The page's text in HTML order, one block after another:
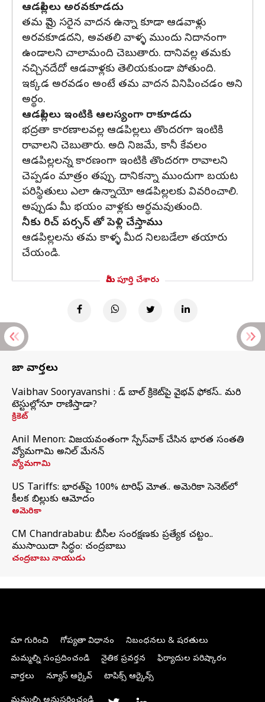
ఆడపిల్లలు అరవకూడదు
తమ వైపు సరైన వాదన ఉన్నా కూడా ఆడవాళ్లు
అరవకూడదని, అవతలి వాళ్ళ ముందు నిదానంగా
ఉండాలని చాలామంది చెబుతారు. దానివల్ల తమకు
నచ్చినదేదో ఆడవాళ్లకు తెలియకుండా పోతుంది.
ఇక్కడ అరవడం అంటే తమ వాదన వినిపించడం అని
అర్థం.
ఆడపిల్లలు ఇంటికి ఆలస్యంగా రాకూడదు
భద్రతా కారణాలవల్ల ఆడపిల్లలు తొందరగా ఇంటికి
రావాలని చెబుతారు. అది నిజమే, కానీ కేవలం
ఆడపిల్లలన్న కారణంగా ఇంటికి తొందరగా రావాలని
చెప్పడం మాత్రం తప్పు. దానికన్నా ముందుగా బయట
పరిస్థితులు ఎలా ఉన్నాయో ఆడపిల్లలకు వివరించాలి.
అప్పుడు మీ భయం వాళ్లకు అర్థమవుతుంది.
నీకు రిచ్ పర్సన్ తో పెళ్లి చేస్తాము
ఆడపిల్లలను తమ కాళ్ళ మీద నిలబడేలా తయారు
చేయండి.
మీరు పూర్తి చేశారు
తాజా వార్తలు
Vaibhav Sooryavanshi : రెడ్ బాల్ క్రికెట్‌పై వైభవ్ ఫోకస్.. మరి
టెస్టుల్లోనూ రాణిస్తాడా?
క్రికెట్
Anil Menon: విజయవంతంగా స్పేస్‌వాక్‌ చేసిన భారత సంతతి
వ్యోమగామి అనిల్‌ మేనన్
వ్యోమగామి
US Tariffs: భారత్‌పై 100% టారిఫ్‌ మోత.. అమెరికా సెనెట్‌లో
కీలక బిల్లుకు ఆమోదం
అమెరికా
CM Chandrababu: బీసీల సంరక్షణకు ప్రత్యేక చట్టం..
ముసాయిదా సిద్ధం: చంద్రబాబు
చంద్రబాబు నాయుడు
మా గురించి గోప్యతా విధానం
నిబంధనలు & షరతులు
మమ్మల్ని సంప్రదించండి
నైతిక ప్రవర్తన
ఫిర్యాదుల పరిష్కారం
వార్తలు
న్యూస్ ఆర్కైవ్ టాపిక్స్ ఆర్కైవ్స్